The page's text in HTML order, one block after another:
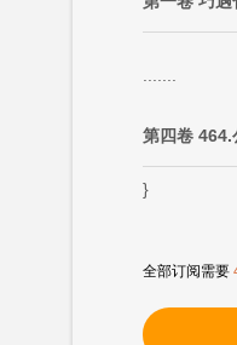
第四卷 464.
}
全部订阅需要